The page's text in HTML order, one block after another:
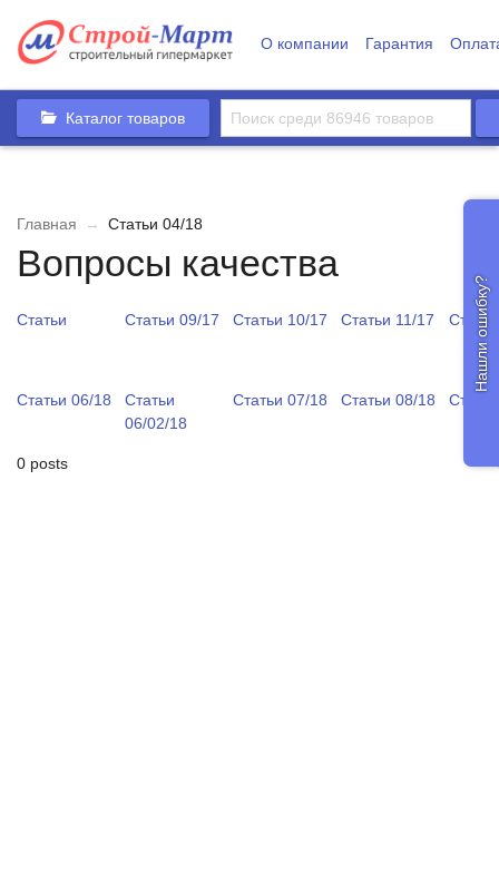
О компании Гарантия
Каталог товаров
Главная → Статьи 04/18
Вопросы качества
Статьи Статьи 09/17 Статьи 10/17 Статьи 11/17
Статьи 06/18
Статьи
06/02/18
Статьи 07/18 Статьи 08/18
0 posts
Нашли ошибку?